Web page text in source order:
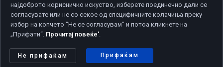
Copyright © 2026 Developed by
Политика за приватност | Политика за колачиња
најдоброто корисничко искуство, изберете поединечно дали се
согласувате или не со секое од специфичните колачиња преку
избор на копчето "Не се согласувам" и потоа кликнете на
„Прифати“. Прочитај повеќе'.
Не прифаќам Прифаќам